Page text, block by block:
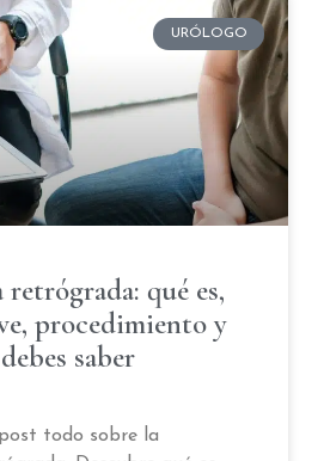
URÓLOGO
qué es,
procedimiento y
saber
todo sobre la